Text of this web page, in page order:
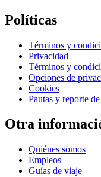
Políticas
Términos y
Privacidad
Términos y
Opciones de
Cookies
Pautas y reporte
Otra
Quiénes somos
Empleos
Guías de viaje